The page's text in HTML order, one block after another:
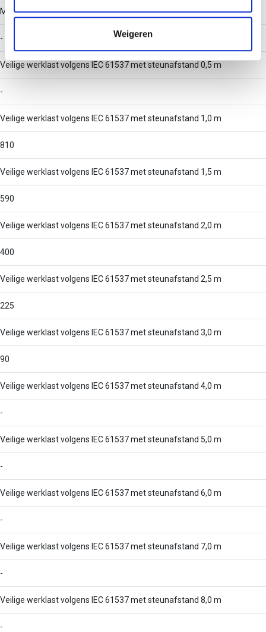
verzameld op basis van uw gebruik van hun services.
Weigeren
Mogelijke overspanning
- - 3
Veilige werklast volgens IEC 61537 met steunafstand 0,5 m
-
Veilige werklast volgens IEC 61537 met steunafstand 1,0 m
810
Veilige werklast volgens IEC 61537 met steunafstand 1,5 m
590
Veilige werklast volgens IEC 61537 met steunafstand 2,0 m
400
Veilige werklast volgens IEC 61537 met steunafstand 2,5 m
225
Veilige werklast volgens IEC 61537 met steunafstand 3,0 m
90
Veilige werklast volgens IEC 61537 met steunafstand 4,0 m
-
Veilige werklast volgens IEC 61537 met steunafstand 5,0 m
-
Veilige werklast volgens IEC 61537 met steunafstand 6,0 m
-
Veilige werklast volgens IEC 61537 met steunafstand 7,0 m
-
Veilige werklast volgens IEC 61537 met steunafstand 8,0 m
-